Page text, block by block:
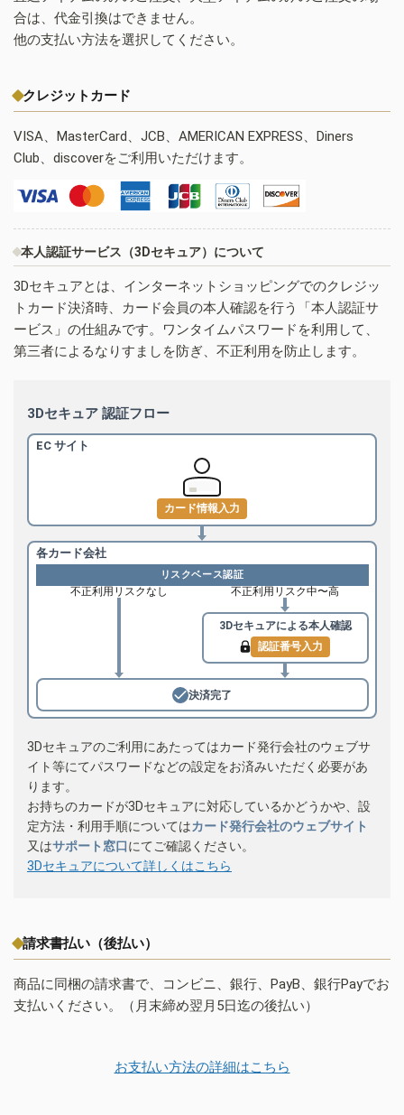
合は、代金引換はできません。
他の支払い方法を選択してください。
クレジットカード
VISA、MasterCard、JCB、AMERICAN EXPRESS、Diners
Club、discoverをご利用いただけます。
本人認証サービス（3Dセキュア）について
3Dセキュアとは、インターネットショッピングでのクレジッ
トカード決済時、カード会員の本人確認を行う「本人認証サ
ービス」の仕組みです。ワンタイムパスワードを利用して、
第三者によるなりすましを防ぎ、不正利用を防止します。
3Dセキュア 認証フロー
EC サイト
カード情報入力
各カード会社
リスクベース認証
不正利用リスクなし 不正利用リスク中〜高
3Dセキュアによる本人確認
認証番号入力
決済完了
3Dセキュアのご利用にあたってはカード発行会社のウェブサ
イト等にてパスワードなどの設定をお済みいただく必要があ
ります。
お持ちのカードが3Dセキュアに対応しているかどうかや、設
定方法・利用手順についてはカード発行会社のウェブサイト
又はサポート窓口にてご確認ください。
3Dセキュアについて詳しくはこちら
請求書払い（後払い）
商品に同梱の請求書で、コンビニ、銀行、PayB、銀行Payでお
支払いください。（月末締め翌月5日迄の後払い）
お支払い方法の詳細はこちら